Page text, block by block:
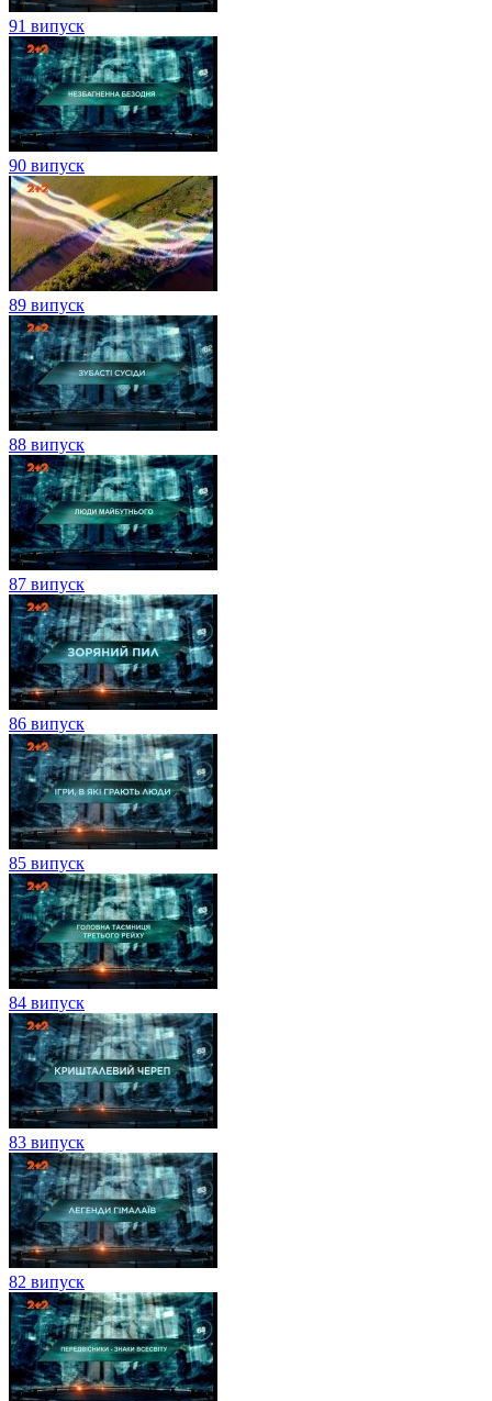
91 випуск
90 випуск
89 випуск
88 випуск
87 випуск
86 випуск
85 випуск
84 випуск
83 випуск
82 випуск